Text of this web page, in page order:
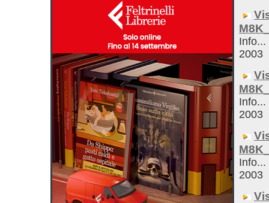
Info...
2003
Info...
2003
Info...
2003